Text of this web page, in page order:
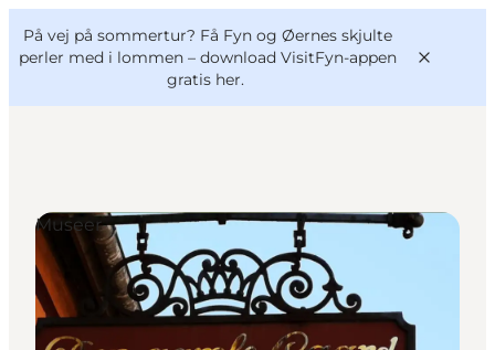
På vej på sommertur? Få Fyn og Øernes skjulte
perler med i lommen – download VisitFyn-appen
gratis her.
Oplevelser
Outdoor
Mad og drikke
Overnatning
VisitFyn
Deutsch
Museer